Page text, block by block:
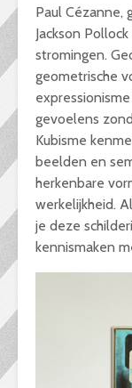
Paul Cézanne,
Jackson
stromingen.
geometrische
gevoelens
Kubisme
beelden en
herkenbare
werkelijkheid.
je deze
kennismaken